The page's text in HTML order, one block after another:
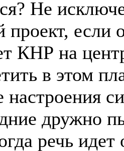
Не
проект,
КНР на
в этом
настроения
дружно
речь